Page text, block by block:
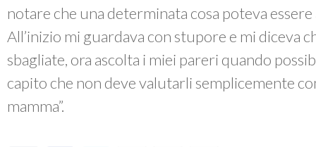
notare che una determinata cosa poteva
All’inizio mi guardava con stupore e mi diceva
sbagliate, ora ascolta i miei pareri quando
capito che non deve valutarli semplicemente
mamma”.